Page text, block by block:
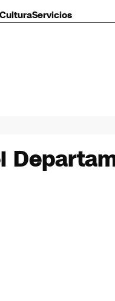
CulturaServicios